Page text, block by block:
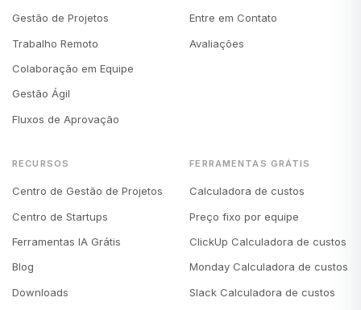
Gestão de Projetos
Trabalho Remoto
Colaboração em Equipe
Gestão Ágil
Fluxos de Aprovação
Entre em Contato
Avaliações
RECURSOS
Centro de Gestão de Projetos
Centro de Startups
Ferramentas IA Grátis
Blog
Downloads
FERRAMENTAS GRÁTIS
Calculadora de custos
Preço fixo por equipe
ClickUp Calculadora de custos
Monday Calculadora de custos
Slack Calculadora de custos